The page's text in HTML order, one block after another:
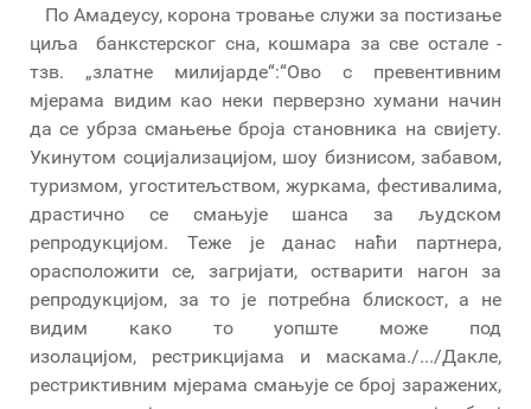
По Амадеусу, корона тровање служи за постизање
циља банкстерског сна, кошмара за све остале -
тзв. „златне милијарде“:“Ово с превентивним
мјерама видим као неки перверзно хумани начин
да се убрза смањење броја становника на свијету.
Укинутом социјализацијом, шоу бизнисом, забавом,
туризмом, угоститељством, журкама, фестивалима,
драстично се смањује шанса за људском
репродукцијом. Теже је данас наћи партнера,
орасположити се, загријати, остварити нагон за
репродукцијом, за то је потребна блискост, а не
видим како то уопште може под
изолацијом, рестрикцијама и маскама./.../Дакле,
рестриктивним мјерама смањује се број заражених,